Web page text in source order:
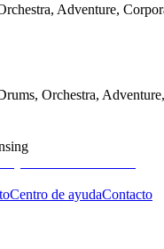
Adventure,
Orchestra,
Centro de ayudaContacto